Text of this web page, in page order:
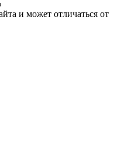
и может отличаться от